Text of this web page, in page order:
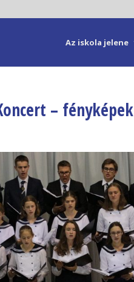
Az iskola jelene
– fényképek